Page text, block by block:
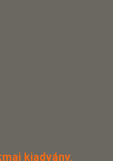
kiadvány.